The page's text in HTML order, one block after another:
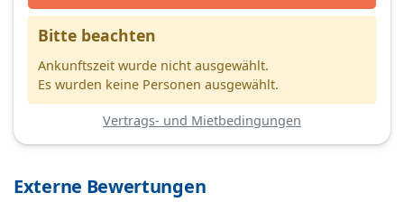
Bitte beachten
Ankunftszeit wurde nicht ausgewählt.
Es wurden keine Personen ausgewählt.
Vertrags- und Mietbedingungen
Externe Bewertungen